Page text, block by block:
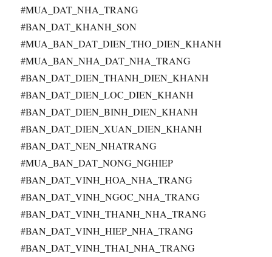
#MUA_DAT_NHA_TRANG
#BAN_DAT_KHANH_SON
#MUA_BAN_DAT_DIEN_THO_DIEN_KHANH
#MUA_BAN_NHA_DAT_NHA_TRANG
#BAN_DAT_DIEN_THANH_DIEN_KHANH
#BAN_DAT_DIEN_LOC_DIEN_KHANH
#BAN_DAT_DIEN_BINH_DIEN_KHANH
#BAN_DAT_DIEN_XUAN_DIEN_KHANH
#BAN_DAT_NEN_NHATRANG
#MUA_BAN_DAT_NONG_NGHIEP
#BAN_DAT_VINH_HOA_NHA_TRANG
#BAN_DAT_VINH_NGOC_NHA_TRANG
#BAN_DAT_VINH_THANH_NHA_TRANG
#BAN_DAT_VINH_HIEP_NHA_TRANG
#BAN_DAT_VINH_THAI_NHA_TRANG